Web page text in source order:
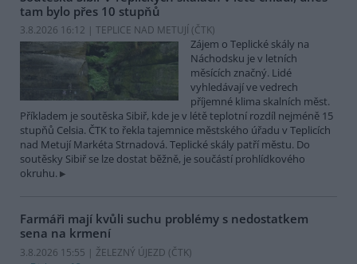
tam bylo přes 10 stupňů
3.8.2026 16:12 | TEPLICE NAD METUJÍ (ČTK)
Zájem o Teplické skály na
Náchodsku je v letních
měsících značný. Lidé
vyhledávají ve vedrech
příjemné klima skalních měst.
Příkladem je soutěska Sibiř, kde je v létě teplotní rozdíl nejméně 15
stupňů Celsia. ČTK to řekla tajemnice městského úřadu v Teplicích
nad Metují Markéta Strnadová. Teplické skály patří městu. Do
soutěsky Sibiř se lze dostat běžně, je součástí prohlídkového
okruhu.
Farmáři mají kvůli suchu problémy s nedostatkem
sena na krmení
3.8.2026 15:55 | ŽELEZNÝ ÚJEZD (ČTK)